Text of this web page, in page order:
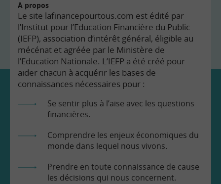
À propos
Le site lafinancepourtous.com est édité par
l’Institut pour l’Education Financière du Public
(IEFP), association d’intérêt général, éligible au
mécénat et agréée par le Ministère de
l’Education Nationale. L’IEFP a été créé pour
aider chacun à acquérir les bases de
connaissances nécessaires pour :
Se sentir plus à l’aise avec les questions
financières.
Comprendre les enjeux économiques du
monde dans lequel nous vivons.
Prendre en toute connaissance de cause
les décisions qui nous concernent.